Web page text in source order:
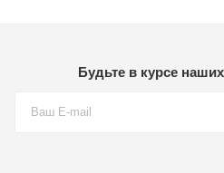
Будьте в курсе